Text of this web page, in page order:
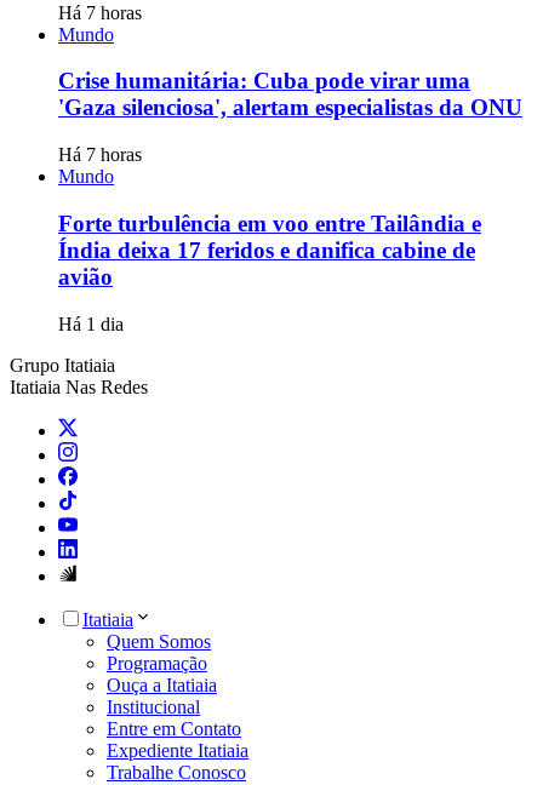
Há 7 horas
Mundo
Crise humanitária: Cuba pode virar uma
'Gaza silenciosa', alertam especialistas da ONU
Há 7 horas
Mundo
Forte turbulência em voo entre Tailândia e
Índia deixa 17 feridos e danifica cabine de
avião
Há 1 dia
Grupo Itatiaia
Itatiaia Nas Redes
Itatiaia
Quem Somos
Programação
Ouça a Itatiaia
Institucional
Entre em Contato
Expediente Itatiaia
Trabalhe Conosco